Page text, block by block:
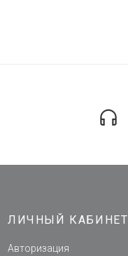
ЛИЧНЫЙ КАБИНЕТ
Авторизация